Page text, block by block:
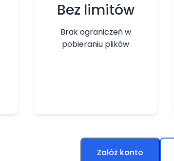
Bez limitów
Brak ograniczeń w
pobieraniu plików
Załóż konto